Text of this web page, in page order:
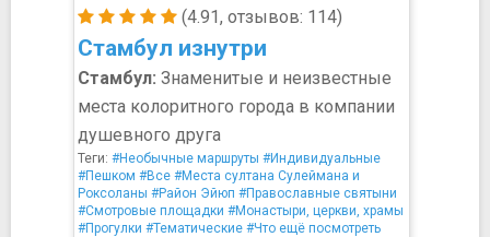
(4.91, отзывов: 114)
Стамбул изнутри
Стамбул: Знаменитые и неизвестные
места колоритного города в компании
душевного друга
Теги: #Необычные маршруты #Индивидуальные
#Пешком #Все #Места султана Сулеймана и
Роксоланы #Район Эйюп #Православные святыни
#Смотровые площадки #Монастыри, церкви, храмы
#Прогулки #Тематические #Что ещё посмотреть